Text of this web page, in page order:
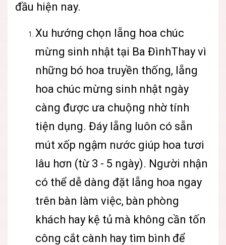
đầu hiện nay.
Xu hướng chọn lẵng hoa chúc
mừng sinh nhật tại Ba ĐìnhThay vì
những bó hoa truyền thống, lẵng
hoa chúc mừng sinh nhật ngày
càng được ưa chuộng nhờ tính
tiện dụng. Đáy lẵng luôn có sẵn
mút xốp ngậm nước giúp hoa tươi
lâu hơn (từ 3 - 5 ngày). Người nhận
có thể dễ dàng đặt lẵng hoa ngay
trên bàn làm việc, bàn phòng
khách hay kệ tủ mà không cần tốn
công cắt cành hay tìm bình để